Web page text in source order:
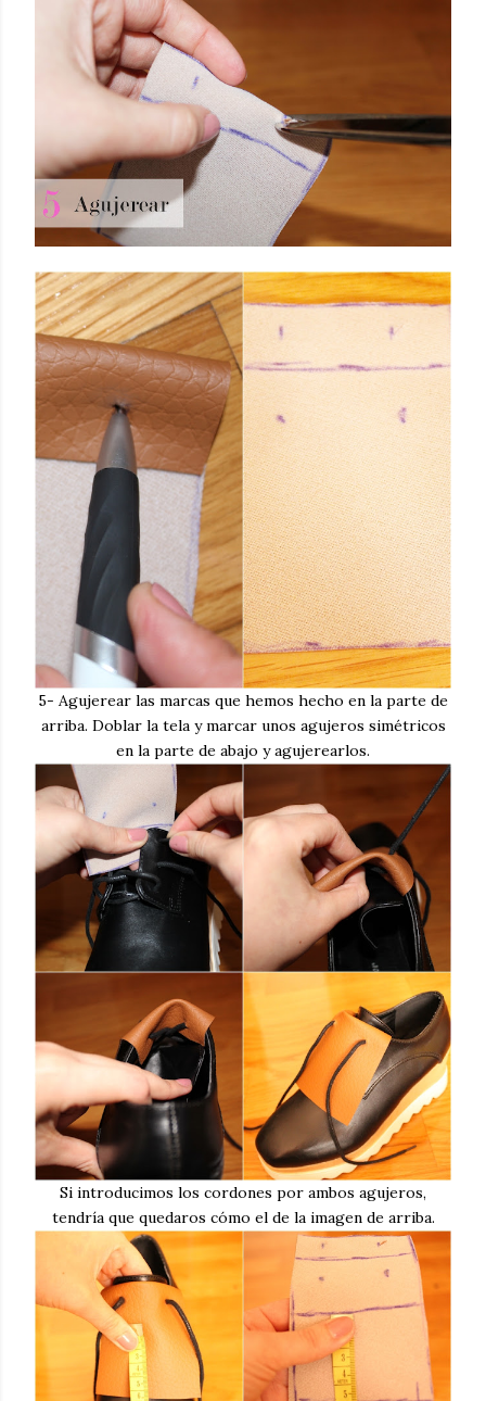
5- Agujerear las marcas que hemos hecho en la parte de
arriba. Doblar la tela y marcar unos agujeros simétricos
en la parte de abajo y agujerearlos.
Si introducimos los cordones por ambos agujeros,
tendría que quedaros cómo el de la imagen de arriba.